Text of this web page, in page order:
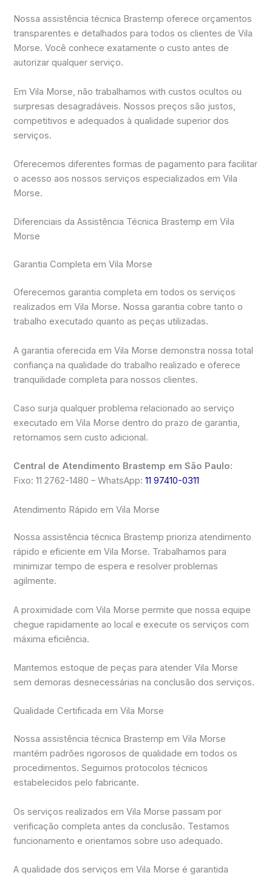
Nossa assistência técnica Brastemp oferece orçamentos
transparentes e detalhados para todos os clientes de Vila
Morse. Você conhece exatamente o custo antes de
autorizar qualquer serviço.
Em Vila Morse, não trabalhamos with custos ocultos ou
surpresas desagradáveis. Nossos preços são justos,
competitivos e adequados à qualidade superior dos
serviços.
Oferecemos diferentes formas de pagamento para facilitar
o acesso aos nossos serviços especializados em Vila
Morse.
Diferenciais da Assistência Técnica Brastemp em Vila
Morse
Garantia Completa em Vila Morse
Oferecemos garantia completa em todos os serviços
realizados em Vila Morse. Nossa garantia cobre tanto o
trabalho executado quanto as peças utilizadas.
A garantia oferecida em Vila Morse demonstra nossa total
confiança na qualidade do trabalho realizado e oferece
tranquilidade completa para nossos clientes.
Caso surja qualquer problema relacionado ao serviço
executado em Vila Morse dentro do prazo de garantia,
retornamos sem custo adicional.
Central de Atendimento Brastemp em São Paulo:
Fixo: 11 2762-1480 – WhatsApp:11 97410-0311
Atendimento Rápido em Vila Morse
Nossa assistência técnica Brastemp prioriza atendimento
rápido e eficiente em Vila Morse. Trabalhamos para
minimizar tempo de espera e resolver problemas
agilmente.
A proximidade com Vila Morse permite que nossa equipe
chegue rapidamente ao local e execute os serviços com
máxima eficiência.
Mantemos estoque de peças para atender Vila Morse
sem demoras desnecessárias na conclusão dos serviços.
Qualidade Certificada em Vila Morse
Nossa assistência técnica Brastemp em Vila Morse
mantém padrões rigorosos de qualidade em todos os
procedimentos. Seguimos protocolos técnicos
estabelecidos pelo fabricante.
Os serviços realizados em Vila Morse passam por
verificação completa antes da conclusão. Testamos
funcionamento e orientamos sobre uso adequado.
A qualidade dos serviços em Vila Morse é garantida